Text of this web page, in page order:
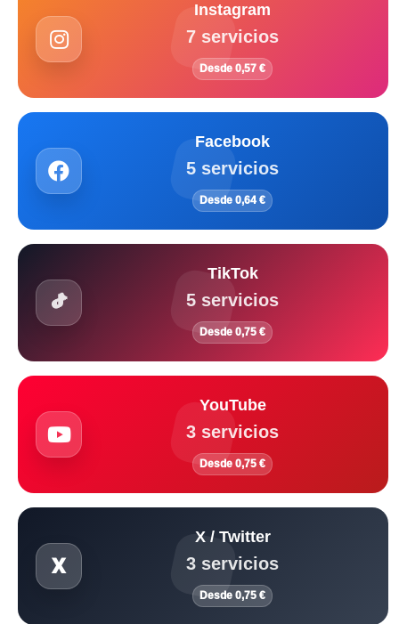
Instagram
7 servicios
Desde 0,57 €
Facebook
5 servicios
Desde 0,64 €
TikTok
5 servicios
Desde 0,75 €
YouTube
3 servicios
Desde 0,75 €
X / Twitter
3 servicios
Desde 0,75 €